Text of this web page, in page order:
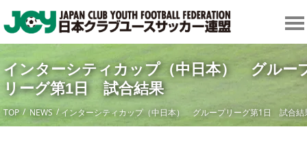
インターシティカップ（中日本） グルー
リーグ第1日 試合結果
TOP NEWS インターシティカップ（中日本） グループリーグ第1日 試合結